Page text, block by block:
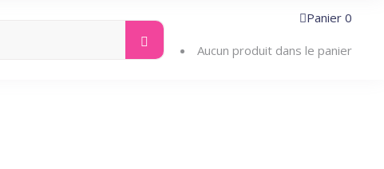
for:
Panier 0
Aucun produit dans le panier